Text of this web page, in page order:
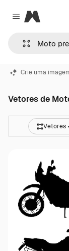
Close menu
Magnific
Crie uma
Vetores de
Vetores